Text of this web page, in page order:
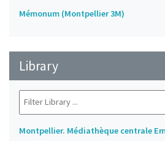
Mémonum (Montpellier 3M)
Library
Montpellier. Médiathèque centrale